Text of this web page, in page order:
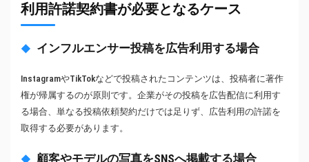
利用許諾契約書が必要となるケース
インフルエンサー投稿を広告利用する場合
InstagramやTikTokなどで投稿されたコンテンツは、投稿者に著作
権が帰属するのが原則です。企業がその投稿を広告配信に利用す
る場合、単なる投稿依頼契約だけでは足りず、広告利用の許諾を
取得する必要があります。
顧客やモデルの写真をSNSへ掲載する場合